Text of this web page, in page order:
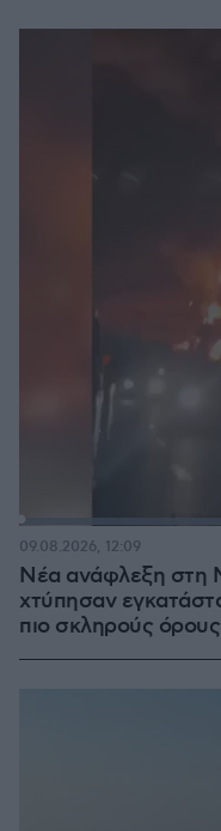
Νέα ανάφλεξη στη
χτύπησαν
πιο σκληρούς
09.08.2026, 12:09